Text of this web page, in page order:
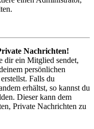
Nachrichten!
dir ein Mitglied sendet,
persönlichen
Falls du
erhältst, so kannst du
Dieser kann dem
Private Nachrichten zu